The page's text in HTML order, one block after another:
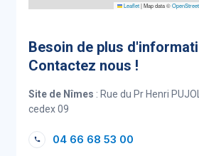
Leaflet|Map data ©
Besoin de plus
Contactez nous !
Site de Nîmes : Rue du Pr Henri
cedex 09
04 66 68 53 00